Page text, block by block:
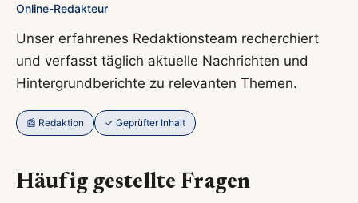
Online-Redakteur
Unser erfahrenes Redaktionsteam recherchiert
und verfasst täglich aktuelle Nachrichten und
Hintergrundberichte zu relevanten Themen.
📰 Redaktion ✓ Geprüfter Inhalt
Häufig gestellte Fragen